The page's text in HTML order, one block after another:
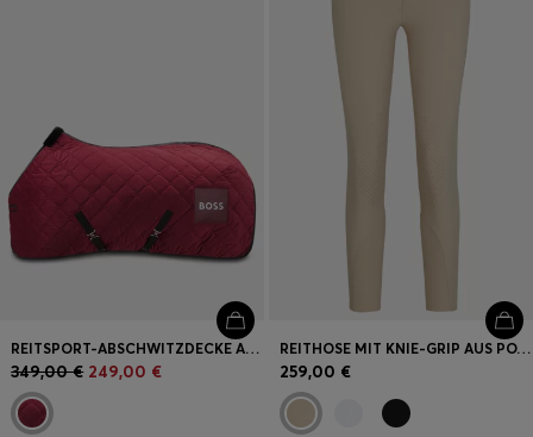
REITSPORT-ABSCHWITZDECKE AUS GESTEPPTEM SAMT
349,00 € 249,00 €
REITHOSE MIT KNIE-GRIP AUS POWER-STRETCH-MATERIAL
259,00 €